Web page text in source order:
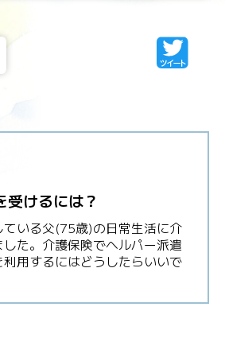
受けるには？
ている父(75歳)の日常生活に介
た。介護保険でヘルパー派遣
用するにはどうしたらいいで